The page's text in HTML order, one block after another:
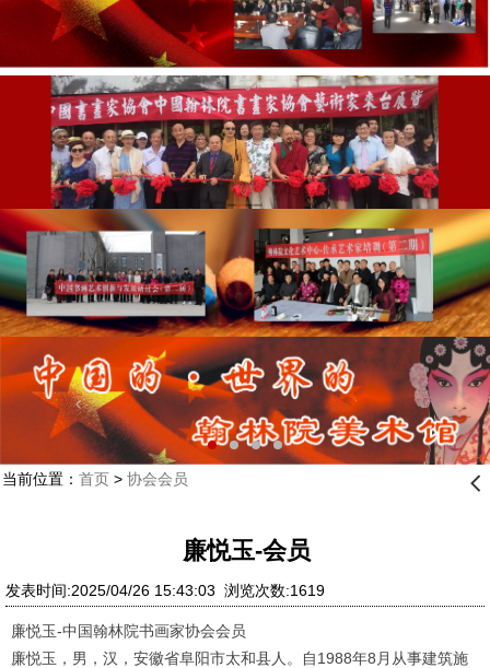
当前位置： 首页> 协会会员 󰊒
廉悦玉-会员
发表时间:2025/04/26 15:43:03 浏览次数:1619
廉悦玉-中国翰林院书画家协会会员
廉悦玉，男，汉，安徽省阜阳市太和县人。自1988年8月从事建筑施